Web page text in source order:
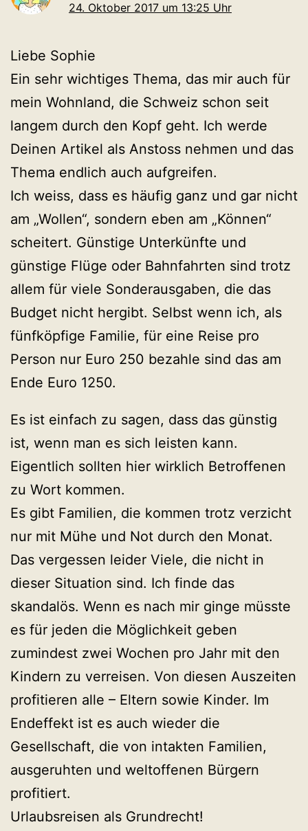
24. Oktober 2017 um 13:25 Uhr
Liebe Sophie
Ein sehr wichtiges Thema, das mir auch für
mein Wohnland, die Schweiz schon seit
langem durch den Kopf geht. Ich werde
Deinen Artikel als Anstoss nehmen und das
Thema endlich auch aufgreifen.
Ich weiss, dass es häufig ganz und gar nicht
am „Wollen“, sondern eben am „Können“
scheitert. Günstige Unterkünfte und
günstige Flüge oder Bahnfahrten sind trotz
allem für viele Sonderausgaben, die das
Budget nicht hergibt. Selbst wenn ich, als
fünfköpfige Familie, für eine Reise pro
Person nur Euro 250 bezahle sind das am
Ende Euro 1250.
Es ist einfach zu sagen, dass das günstig
ist, wenn man es sich leisten kann.
Eigentlich sollten hier wirklich Betroffenen
zu Wort kommen.
Es gibt Familien, die kommen trotz verzicht
nur mit Mühe und Not durch den Monat.
Das vergessen leider Viele, die nicht in
dieser Situation sind. Ich finde das
skandalös. Wenn es nach mir ginge müsste
es für jeden die Möglichkeit geben
zumindest zwei Wochen pro Jahr mit den
Kindern zu verreisen. Von diesen Auszeiten
profitieren alle – Eltern sowie Kinder. Im
Endeffekt ist es auch wieder die
Gesellschaft, die von intakten Familien,
ausgeruhten und weltoffenen Bürgern
profitiert.
Urlaubsreisen als Grundrecht!